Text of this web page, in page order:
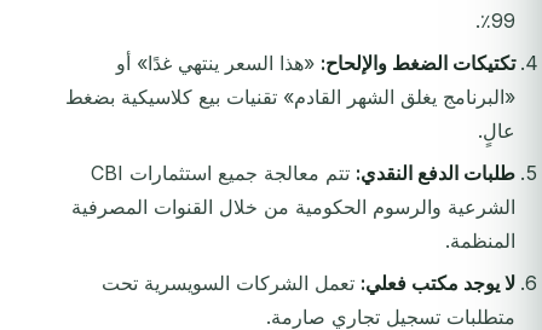
99٪.
تكتيكات الضغط والإلحاح: «هذا السعر ينتهي غدًا» أو
«البرنامج يغلق الشهر القادم» تقنيات بيع كلاسيكية بضغط
عالٍ.
طلبات الدفع النقدي:
تتم معالجة جميع استثمارات CBI
الشرعية والرسوم الحكومية من خلال القنوات المصرفية
المنظمة.
لا يوجد مكتب فعلي: تعمل الشركات السويسرية تحت
متطلبات تسجيل تجاري صارمة.